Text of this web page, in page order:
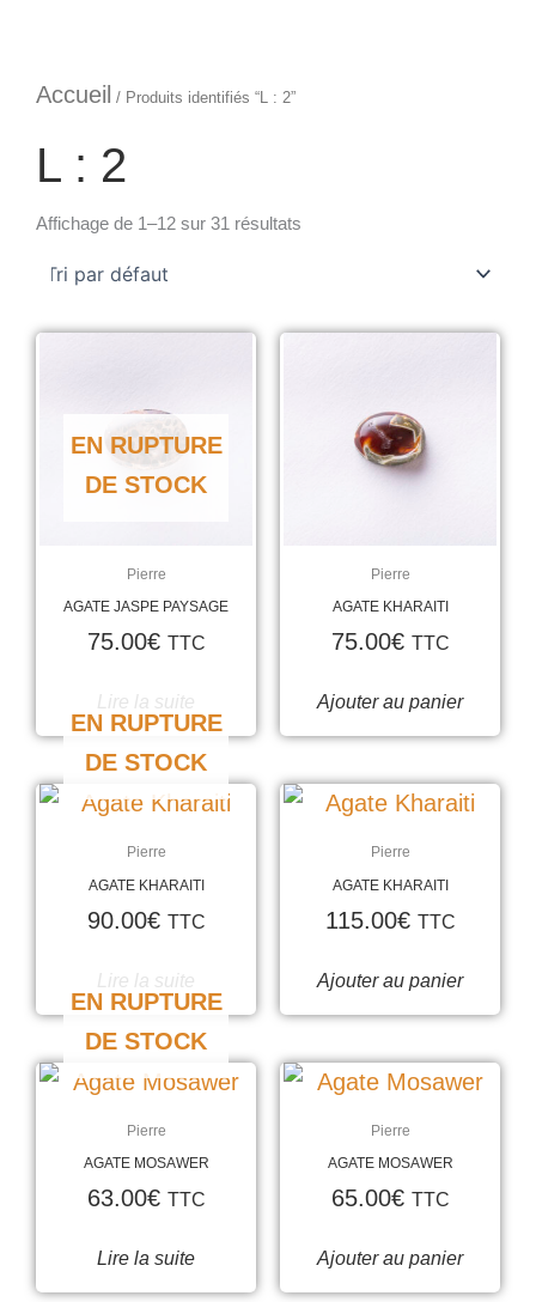
contenu
Accueil / Produits identifiés “L : 2”
L : 2
Affichage de 1–12 sur 31 résultats
EN RUPTURE
DE STOCK
Pierre
AGATE JASPE PAYSAGE
75.00€ TTC
Lire la suite
Pierre
AGATE KHARAITI
75.00€ TTC
Ajouter au panier
EN RUPTURE
DE STOCK
Pierre
AGATE KHARAITI
90.00€ TTC
Lire la suite
Pierre
AGATE KHARAITI
115.00€ TTC
Ajouter au panier
EN RUPTURE
DE STOCK
Pierre
AGATE MOSAWER
63.00€ TTC
Lire la suite
Pierre
AGATE MOSAWER
65.00€ TTC
Ajouter au panier